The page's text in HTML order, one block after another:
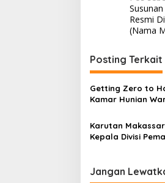
a
v
i
g
a
s
i
p
s
Resmi
(Nama
Posting Terkait
Getting Zero to
Kamar Hunian
Karutan
Kepala Divisi
Jangan